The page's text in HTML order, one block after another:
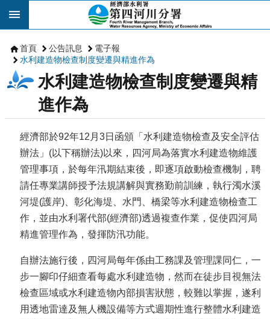
跳到主要內容區塊
首頁 公告訊息
電子報
水利建造物檢查制度變遷與精進作為
水利建造物檢查制度變遷與精
進作為
經濟部於92年12月3日函頒「水利建造物檢查及安全評估
辦法」(以下稱辦法)以來，四河局為落實水利建造物維護
管理事項，於每年汛期結束後，即逐項啟動檢查機制，聘
請任專業講師授予法規講解與實務勤前訓練，執行濁水溪
河堤(護岸)、彰化海堤、水門、橋梁等水利建造物檢查工
作，並由水利署代部(經濟部)透過複查作業，促使四河局
精進管理作為，發揮防汛功能。
自辦法施行後，四河局每年係由工務課及管理課同仁，一
步一腳印仔細查看每處水利建造物，然而在徒步目視無法
檢查區域或水利建造物內部損害狀態，較難以掌握，遂利
用透地雷達及無人機設備等方式週期性進行整體水利建造